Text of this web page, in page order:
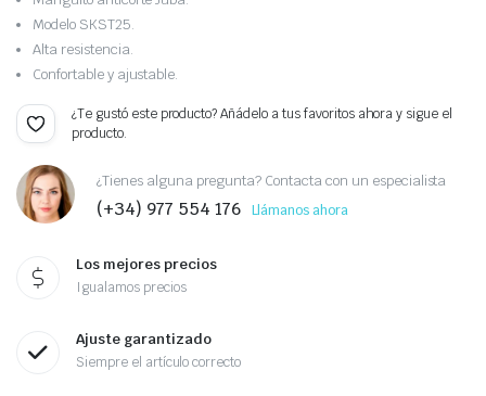
Modelo SKST25.
Alta resistencia.
Confortable y ajustable.
¿Te gustó este producto? Añádelo a tus favoritos ahora y sigue el
producto.
¿Tienes alguna pregunta? Contacta con un especialista
(+34) 977 554 176 Llámanos ahora
Los mejores precios
Igualamos precios
Ajuste garantizado
Siempre el artículo correcto